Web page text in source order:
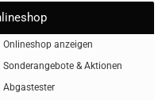
Onlineshop anzeigen
Sonderangebote & Aktionen
Abgastester